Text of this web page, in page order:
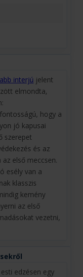
interjú jelent
elmondta,
hogy a
jó kapusai
szerepet
és az
első meccsen.
esély van a
klasszis
kemény
az első
vezetni,
edzésen egy